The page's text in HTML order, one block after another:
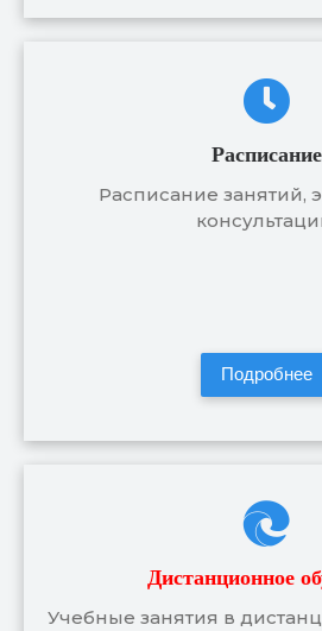
Расписание
Расписание занятий,
Подробнее
Дистанционное
Учебные занятия в